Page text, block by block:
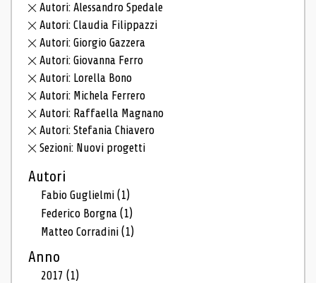
Autori: Alessandro Spedale
Autori: Claudia Filippazzi
Autori: Giorgio Gazzera
Autori: Giovanna Ferro
Autori: Lorella Bono
Autori: Michela Ferrero
Autori: Raffaella Magnano
Autori: Stefania Chiavero
Sezioni: Nuovi progetti
Autori
Fabio Guglielmi(1)
Federico Borgna(1)
Matteo Corradini(1)
Anno
2017(1)